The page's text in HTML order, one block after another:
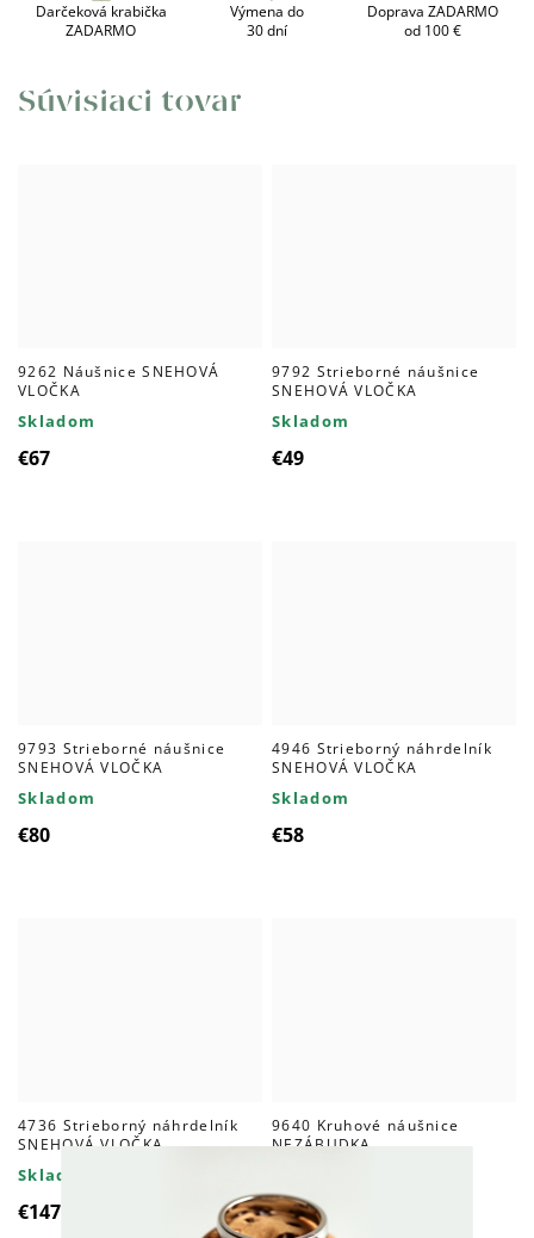
Darčeková krabička
ZADARMO
Výmena do
30 dní
Doprava ZADARMO
od 100 €
Súvisiaci tovar
9262 Náušnice SNEHOVÁ
VLOČKA
Skladom
€67
9792 Strieborné náušnice
SNEHOVÁ VLOČKA
Skladom
€49
9793 Strieborné náušnice
SNEHOVÁ VLOČKA
Skladom
€80
4946 Strieborný náhrdelník
SNEHOVÁ VLOČKA
Skladom
€58
4736 Strieborný náhrdelník
SNEHOVÁ VLOČKA
Skladom
€147
9640 Kruhové náušnice
NEZÁBUDKA
€66